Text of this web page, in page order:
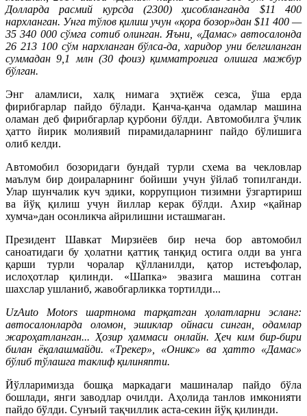
Долларда расмий курсда (2300) ҳисобланганда $11 400
нархланган. Унга тўлов қилиш учун «қора бозор»дан $11 400 —
35 340 000 сўмга сотиб олинган. Яъни, «Дамас» автосалонда
26 213 100 сўм нархланган бўлса-да, харидор уни белгиланган
суммадан 9,1 млн (30 фоиз) қимматроғига олишга мажбур
бўлган.
Энг аламлиси, халқ нимага эҳтиёж сезса, ўша ерда
фирибгарлар пайдо бўлади. Қанча-қанча одамлар машина
оламан деб фирибгарлар қурбони бўлди. Автомобилга ўчлик
ҳатто йирик молиявий пирамидаларнинг пайдо бўлишига
олиб келди.
Автомобил бозоридаги бундай турли схема ва чекловлар
маълум бир доираларнинг бойиши учун ўйлаб топилганди.
Улар шунчалик куч эдики, коррупцион тизимни ўзгартириш
ва йўқ қилиш учун йиллар керак бўлди. Ахир «қайнар
хумча»дан осонликча айрилишни исташмаган.
Президент Шавкат Мирзиёев бир неча бор автомобил
саноатидаги бу ҳолатни қаттиқ танқид остига олди ва унга
қарши турли чоралар қўлланилди, қатор истеъфолар,
ислоҳотлар қилинди. «Шапка» эвазига машина сотган
шахслар ушланиб, жавобгарликка тортилди...
UzAuto Motors шартнома тарқатган ҳолатларни эсланг:
автосалонларда оломон, эшиклар ойнаси синган, одамлар
жароҳатланган... Ҳозир ҳаммаси онлайн. Ҳеч ким бир-бири
билан ёқалашмайди. «Трекер», «Оникс» ва ҳатто «Дамас»
бўлиб тўлашга таклиф қилиняпти.
Йўлларимизда бошқа маркадаги машиналар пайдо бўла
бошлади, янги заводлар очилди. Аҳолида танлов имконияти
пайдо бўлди. Сунъий тақчиллик аста-секин йўқ қилинди.